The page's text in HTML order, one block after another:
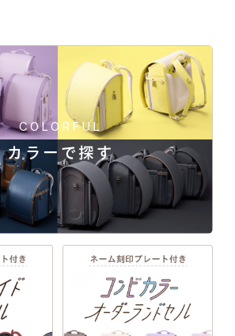
理由
安全
心地
06
ネーム
レート
07
ランドセル
リメイク
08
あんしん
保証
manyukaban - 01
ない個性に応える、
ラーとデザイン
COLORFUL
カラーで探す